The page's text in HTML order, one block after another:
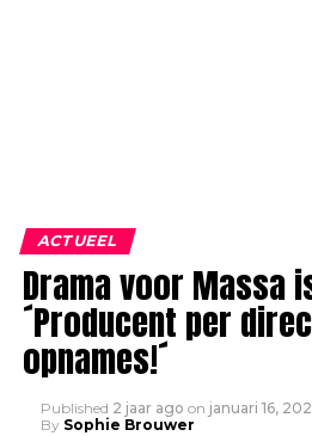
ACTUEEL
Drama voor Massa
´Producent per
opnames!´
Published 2 jaar ago on januari 16,
By Sophie Brouwer